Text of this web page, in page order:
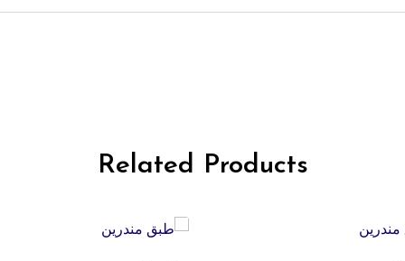
Related Products